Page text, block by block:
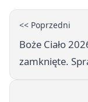
<< Poprzedni
Boże Ciało
zamknięte.